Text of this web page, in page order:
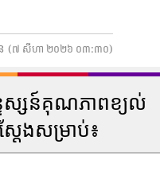
(៧ សីហា ២០២៦ ០៣:៣០)
ស្សន៍គុណភាពខ្យល់
តែងសម្រាប់៖